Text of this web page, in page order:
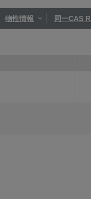
物性情報 同一CAS